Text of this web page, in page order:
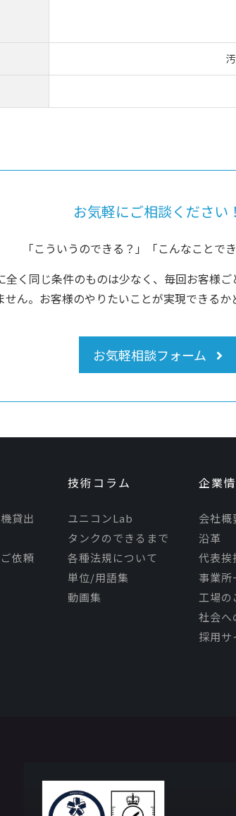
お気軽にご相談ください！
「こういうのできる？」「こんなことで
く同じ条件のものは少なく、毎回お客様ご
ん。お客様のやりたいことが実現できるか
お気軽相談フォーム
貸出
依頼
技術コラム
ユニコンLab
タンクのできるまで
各種法規について
単位/用語集
動画集
企業
会社概
沿革
代表挨
事業所
工場の
社会へ
採用サ